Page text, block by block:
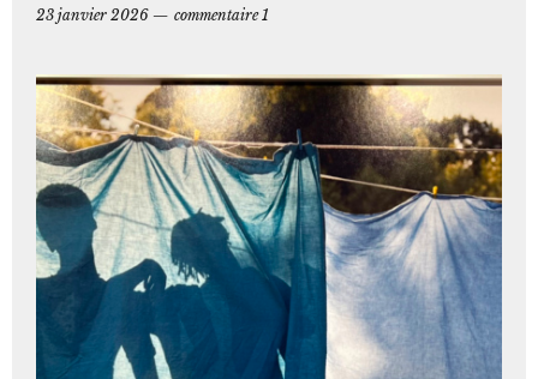
23 janvier 2026
commentaire 1